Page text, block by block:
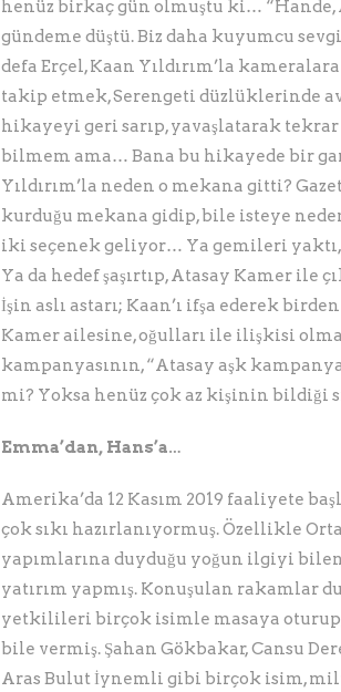
henüz birkaç gün olmuştu ki… “Hande,
gündeme düştü. Biz daha kuyumcu
defa Erçel, Kaan Yıldırım’la
takip etmek, Serengeti düzlüklerinde
hikayeyi geri sarıp, yavaşlatarak
bilmem ama… Bana bu hikayede bir
Yıldırım’la neden o mekana gitti?
kurduğu mekana gidip, bile isteye
iki seçenek geliyor… Ya gemileri yaktı,
Ya da hedef şaşırtıp, Atasay Kamer
İşin aslı astarı; Kaan’ı ifşa ederek
Kamer ailesine, oğulları ile ilişkisi
kampanyasının, “Atasay aşk
mi? Yoksa henüz çok az kişinin bildiği
Emma’dan, Hans’a…
Amerika’da 12 Kasım 2019 faaliyete
çok sıkı hazırlanıyormuş. Özellikle
yapımlarına duyduğu yoğun ilgiyi
yatırım yapmış. Konuşulan rakamlar
yetkilileri birçok isimle masaya oturup,
bile vermiş. Şahan Gökbakar, Cansu
Aras Bulut İynemli gibi birçok isim,